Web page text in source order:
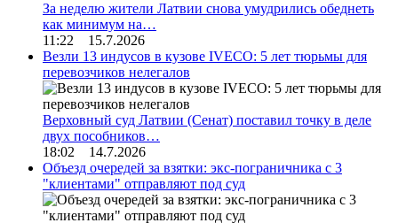
За неделю жители Латвии снова умудрились обеднеть
как минимум на…
11:22 15.7.2026
Везли 13 индусов в кузове IVECO: 5 лет тюрьмы для
перевозчиков нелегалов
Верховный суд Латвии (Сенат) поставил точку в деле
двух пособников…
18:02 14.7.2026
Объезд очередей за взятки: экс-пограничника с 3
"клиентами" отправляют под суд